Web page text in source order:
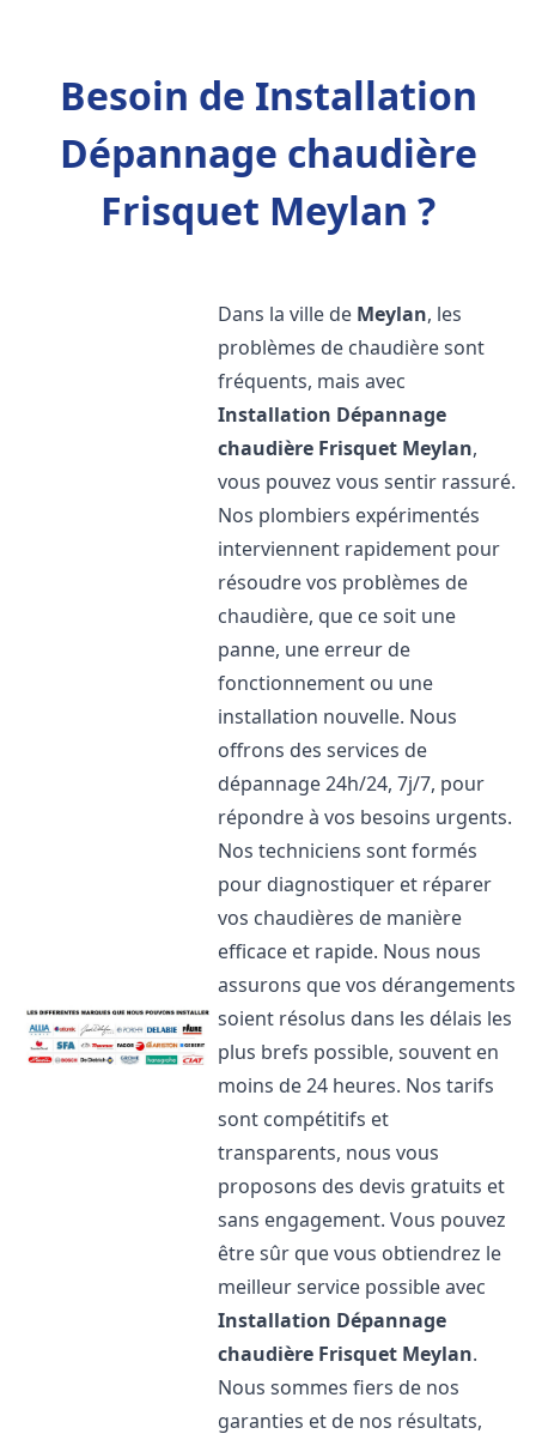
Besoin de Installation
Dépannage chaudière
Frisquet Meylan ?
Dans la ville de Meylan, les
problèmes de chaudière sont
fréquents, mais avec
Installation Dépannage
chaudière Frisquet Meylan,
vous pouvez vous sentir rassuré.
Nos plombiers expérimentés
interviennent rapidement pour
résoudre vos problèmes de
chaudière, que ce soit une
panne, une erreur de
fonctionnement ou une
installation nouvelle. Nous
offrons des services de
dépannage 24h/24, 7j/7, pour
répondre à vos besoins urgents.
Nos techniciens sont formés
pour diagnostiquer et réparer
vos chaudières de manière
efficace et rapide. Nous nous
assurons que vos dérangements
soient résolus dans les délais les
plus brefs possible, souvent en
moins de 24 heures. Nos tarifs
sont compétitifs et
transparents, nous vous
proposons des devis gratuits et
sans engagement. Vous pouvez
être sûr que vous obtiendrez le
meilleur service possible avec
Installation Dépannage
chaudière Frisquet Meylan.
Nous sommes fiers de nos
garanties et de nos résultats,